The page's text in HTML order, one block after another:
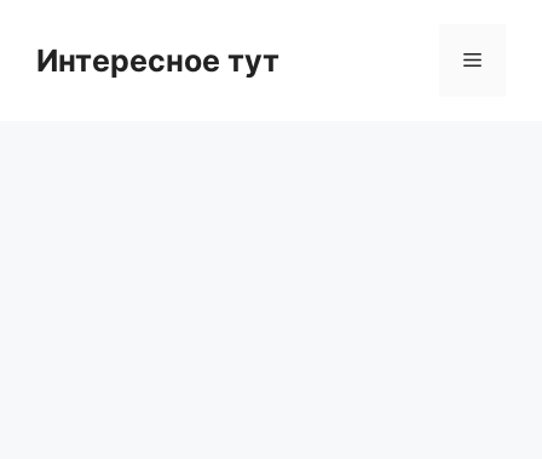
contentИнтересное тут Menu